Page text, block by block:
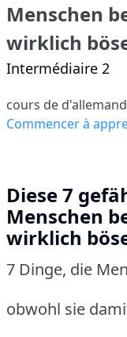
Menschen
wirklich
Intermédiaire 2
cours de
Commencer à
Diese 7
Menschen
wirklich
7 Dinge, die
obwohl sie